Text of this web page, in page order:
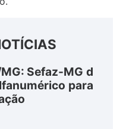
Sefaz-MG d
para